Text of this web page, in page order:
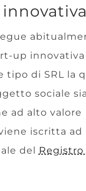
up
tipo di SRL la
sociale sia
ad alto valore
iscritta ad
del Registro